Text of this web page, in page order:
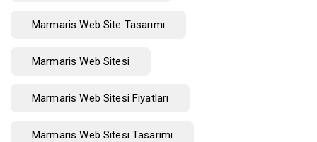
Marmaris Web Site Tasarımı
Marmaris Web Sitesi
Marmaris Web Sitesi Fiyatları
Marmaris Web Sitesi Tasarımı